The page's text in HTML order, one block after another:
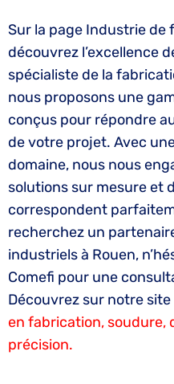
Sur la page Industrie de
découvrez l’excellence
spécialiste de la
nous proposons une
conçus pour répondre
de votre projet. Avec
domaine, nous nous
solutions sur mesure et
correspondent
recherchez un
industriels à Rouen,
Comefi pour une
Découvrez sur notre site
en fabrication, soudure,
précision.